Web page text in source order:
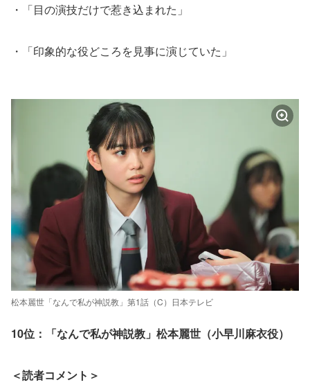
・「目の演技だけで惹き込まれた」
・「印象的な役どころを見事に演じていた」
松本麗世「なんで私が神説教」第1話（C）日本テレビ
10位：「なんで私が神説教」松本麗世（小早川麻衣役）
＜読者コメント＞